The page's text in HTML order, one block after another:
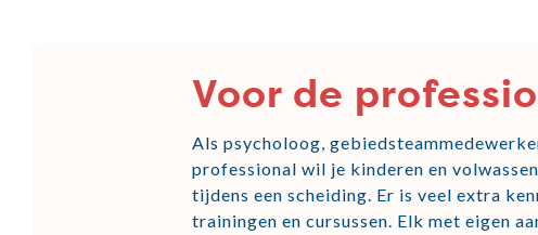
Voor de
Als psycholoog,
professional wil je kinderen en
tijdens een scheiding. Er is veel extra
trainingen en cursussen. Elk met eigen